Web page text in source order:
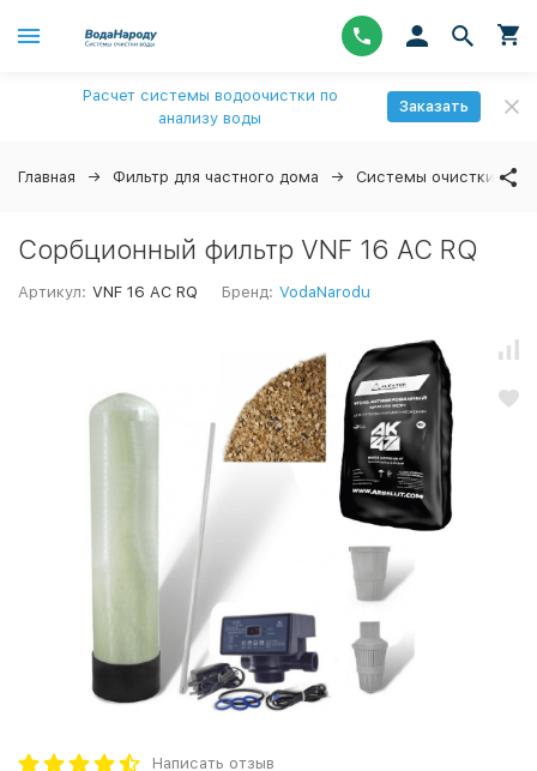
Расчет системы водоочистки по
анализу воды
Заказать
Главная Фильтр для частного дома Системы очистки воды
Сорбционный фильтр VNF 16 AC RQ
Артикул: VNF 16 AC RQ Бренд: VodaNarodu
Написать отзыв